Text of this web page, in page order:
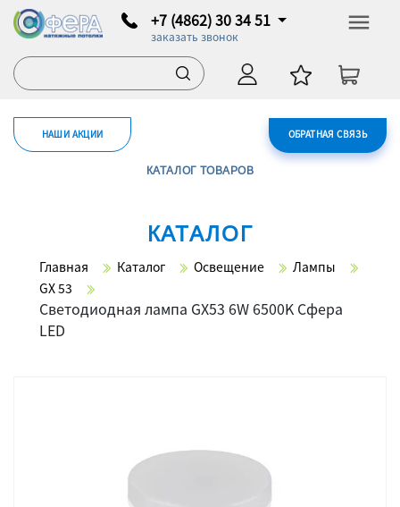
+7 (4862) 30 34 51
заказать звонок
ОБРАТНАЯ СВЯЗЬ
НАШИ АКЦИИ
КАТАЛОГ ТОВАРОВ
КАТАЛОГ
Главная Каталог Освещение
Лампы
GX 53
Светодиодная лампа GX53 6W 6500K Сфера
LED